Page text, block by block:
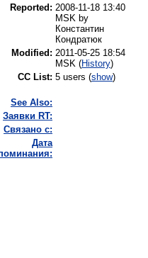
Reported: 2008-11-18 13:40
MSK by
Константин
Кондратюк
Modified: 2011-05-25 18:54
MSK (History)
CC List: 5 users (show)
See Also:
Заявки RT:
Связано с:
Дата